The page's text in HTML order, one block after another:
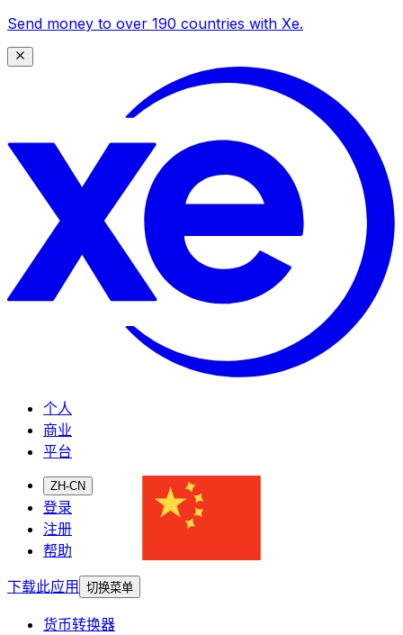
Send money to over 190 countries with Xe.
个人
商业
平台
ZH-CN
登录
注册
帮助
下载此应用
切换菜单
货币转换器